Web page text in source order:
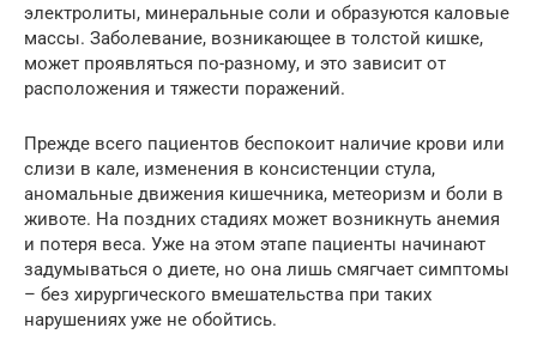
электролиты, минеральные соли и образуются каловые
массы. Заболевание, возникающее в толстой кишке,
может проявляться по-разному, и это зависит от
расположения и тяжести поражений.
Прежде всего пациентов беспокоит наличие крови или
слизи в кале, изменения в консистенции стула,
аномальные движения кишечника, метеоризм и боли в
животе. На поздних стадиях может возникнуть анемия
и потеря веса. Уже на этом этапе пациенты начинают
задумываться о диете, но она лишь смягчает симптомы
– без хирургического вмешательства при таких
нарушениях уже не обойтись.